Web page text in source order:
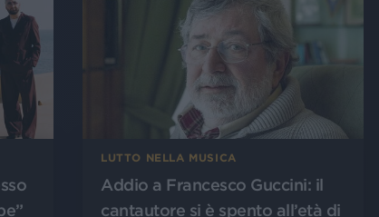
LUTTO NELLA MUSICA
Addio a Francesco Guccini: il
cantautore si è spento all’età di